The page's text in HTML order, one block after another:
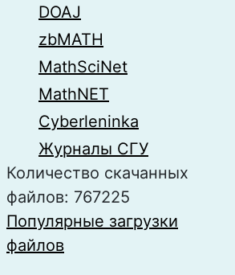
DOAJ
zbMATH
MathSciNet
MathNET
Cyberleninka
Журналы СГУ
Количество скачанных
файлов: 767225
Популярные загрузки
файлов